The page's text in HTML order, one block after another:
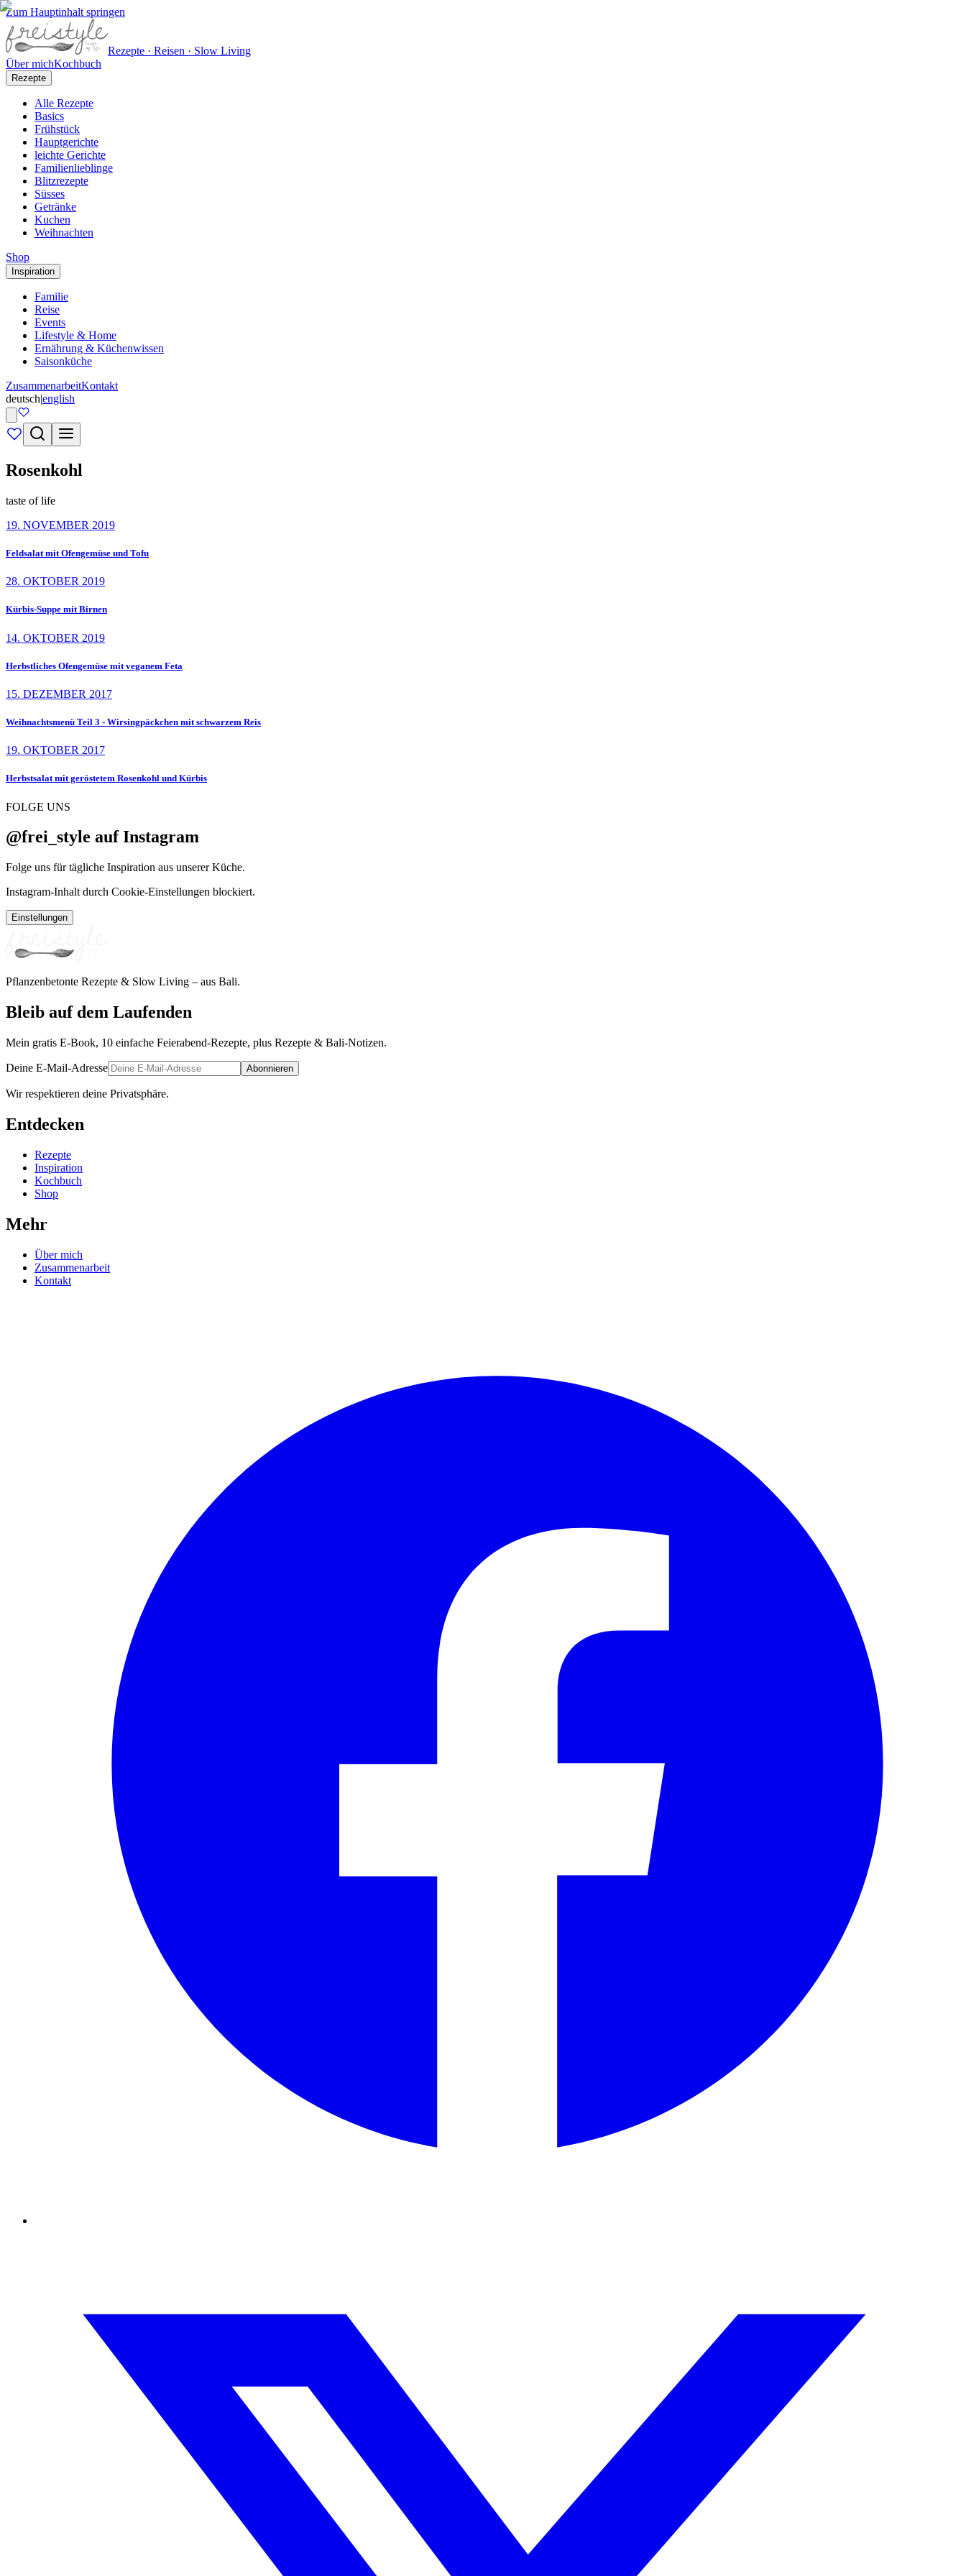
Zum Hauptinhalt springen
Rezepte · Reisen · Slow Living
Über michKochbuch
Rezepte
Alle Rezepte
Basics
Frühstück
Hauptgerichte
leichte Gerichte
Familienlieblinge
Blitzrezepte
Süsses
Getränke
Kuchen
Weihnachten
Shop
Inspiration
Familie
Reise
Events
Lifestyle & Home
Ernährung & Küchenwissen
Saisonküche
ZusammenarbeitKontakt
deutsch|english
Rosenkohl
taste of life
19. NOVEMBER 2019
Feldsalat mit Ofengemüse und Tofu
28. OKTOBER 2019
Kürbis-Suppe mit Birnen
14. OKTOBER 2019
Herbstliches Ofengemüse mit veganem Feta
15. DEZEMBER 2017
Weihnachtsmenü Teil 3 - Wirsingpäckchen mit schwarzem Reis
19. OKTOBER 2017
Herbstsalat mit geröstetem Rosenkohl und Kürbis
FOLGE UNS
@frei_style auf Instagram
Folge uns für tägliche Inspiration aus unserer Küche.
Instagram-Inhalt durch Cookie-Einstellungen blockiert.
Einstellungen
Pflanzenbetonte Rezepte & Slow Living – aus Bali.
Bleib auf dem Laufenden
Mein gratis E-Book, 10 einfache Feierabend-Rezepte, plus Rezepte & Bali-Notizen.
Deine E-Mail-Adresse Abonnieren
Wir respektieren deine Privatsphäre.
Entdecken
Rezepte
Inspiration
Kochbuch
Shop
Mehr
Über mich
Zusammenarbeit
Kontakt